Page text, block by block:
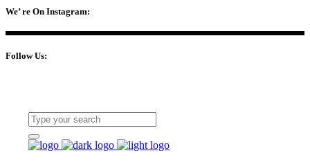
We’ re On Instagram:
Follow Us: